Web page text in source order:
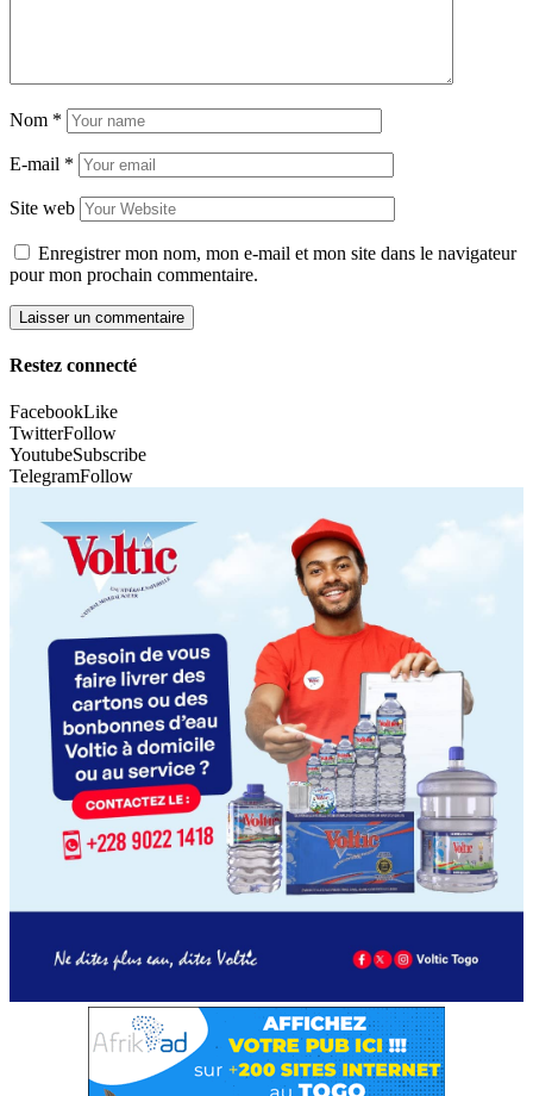
Nom *
E-mail *
Site web
Enregistrer mon nom, mon e-mail et mon site dans le navigateur
pour mon prochain commentaire.
Restez connecté
FacebookLike
TwitterFollow
YoutubeSubscribe
TelegramFollow